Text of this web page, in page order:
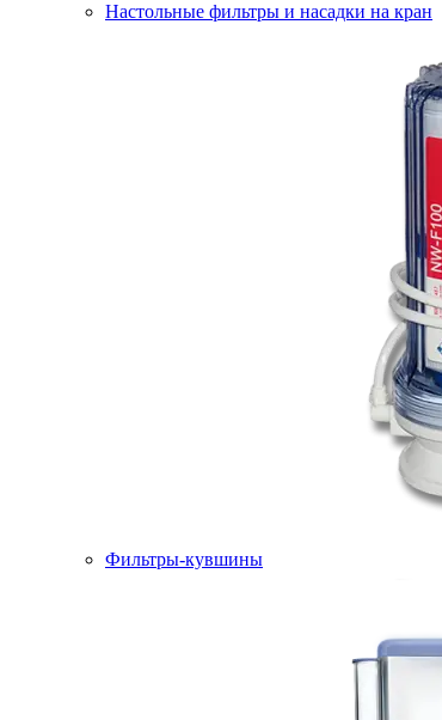
Настольные фильтры и насадки на кран
Фильтры-кувшины